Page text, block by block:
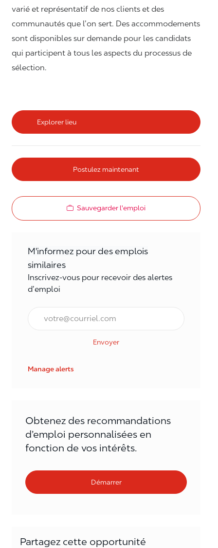
varié et représentatif de nos clients et des
communautés que l’on sert. Des accommodements
sont disponibles sur demande pour les candidats
qui participent à tous les aspects du processus de
sélection.
Explorer lieu
Postulez maintenant
Sauvegarder l'emploi
M'informez pour des emplois
similaires
Inscrivez-vous pour recevoir des alertes
d’emploi
Courriel*
Envoyer
Manage alerts
Obtenez des recommandations
d’emploi personnalisées en
fonction de vos intérêts.
Démarrer
Partagez cette opportunité